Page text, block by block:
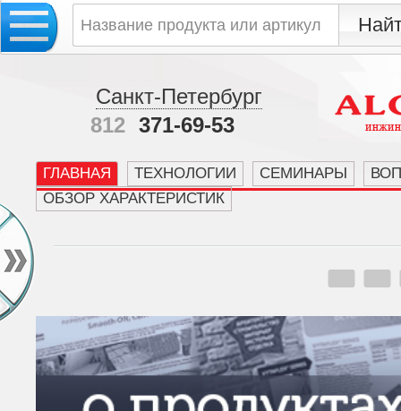
Санкт-Петербург
812 371-69-53
ГЛАВНАЯ ТЕХНОЛОГИИ СЕМИНАРЫ
ОБЗОР ХАРАКТЕРИСТИК